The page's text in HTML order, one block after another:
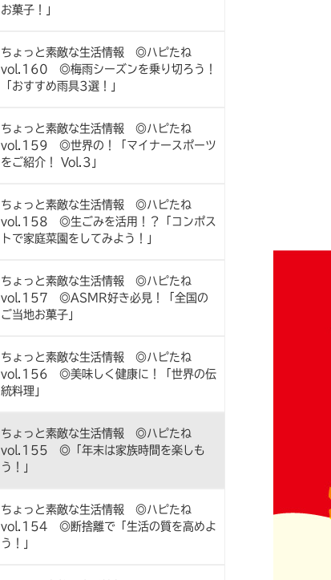
お菓子！」
ちょっと素敵な生活情報 ◎ハピたね
vol.160 ◎梅雨シーズンを乗り切ろう！
「おすすめ雨具3選！」
ちょっと素敵な生活情報 ◎ハピたね
vol.159 ◎世界の！「マイナースポーツ
をご紹介！ Vol.3」
ちょっと素敵な生活情報 ◎ハピたね
vol.158 ◎生ごみを活用！？「コンポス
トで家庭菜園をしてみよう！」
ちょっと素敵な生活情報 ◎ハピたね
vol.157 ◎ASMR好き必見！「全国の
ご当地お菓子」
ちょっと素敵な生活情報 ◎ハピたね
vol.156 ◎美味しく健康に！「世界の伝
統料理」
ちょっと素敵な生活情報 ◎ハピたね
vol.155 ◎「年末は家族時間を楽しも
う！」
ちょっと素敵な生活情報 ◎ハピたね
vol.154 ◎断捨離で「生活の質を高めよ
う！」